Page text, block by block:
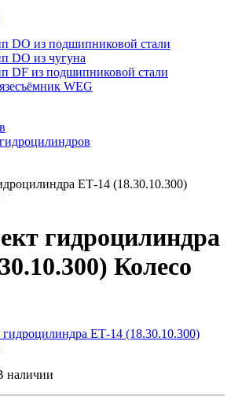
DO из подшипниковой стали
DO из чугуна
DF из подшипниковой стали
WEG
ЕТ-14 (18.30.10.300)
гидроцилиндра
Колесо
наличии